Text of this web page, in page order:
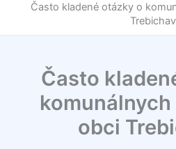
Často kladené otázky o
Často
obci